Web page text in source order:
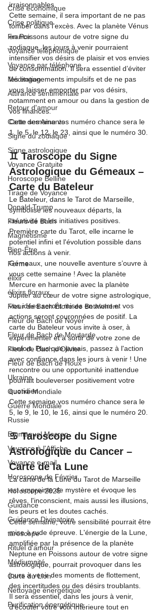
Crise économique
Crise politique
France
Voyance téléphonique
Voyance par téléphone
Méditation
Attirance sentimentale
Retour d'amour
Carte des Amants
Signe du zodiaque
Signe astrologique
Voyance Gratuite
Horoscope Belline
Tirage de Voyance
Donald Trump
Fleurs de Bach
Magnétisme
Bien-Être
Forme
élixir
élixirs floraux
Fleur de Bach Étoile de Bethlehem
Fleur de Bach de Noyer
Fleur de Bach de Moutarde
Fleur de Bach d'Olivier
Fleur de Bach de Houx
Ukraine
Guerre Mondiale
Guerre Mondiale
Russie
Emmanuel Macron
Voyance à l'Affiche
Voyance e-mail
Horoscope de Février
Horoscope 2025
Guidance
Guidance Divinatoire
taroscope
Rituel d'amour
Médiumnité
Carte du Lion
Nettoyage énergétique
Purification énergétique
irraisonnables.
Cette semaine, il sera important de ne pas
tomber dans l'excès. Avec la planète Vénus
en Poissons autour de votre signe du
zodiaque, les jours à venir pourraient
intensifier vos désirs de plaisir et vos envies
de consommation. Il sera essentiel d’éviter
les engagements impulsifs et de ne pas
vous laisser emporter par vos désirs,
notamment en amour ou dans la gestion de
vos finances.
Cette semaine vos numéro chance sera le
1, le 5, le 12, le 23, ainsi que le numéro 30.
♊ Taroscope du Signe
Astrologique du Gémeaux –
Carte du Bateleur
Le Bateleur, dans le Tarot de Marseille,
symbolise les nouveaux départs, la
créativité et les initiatives positives.
Première carte du Tarot, elle incarne le
potentiel infini et l'évolution possible dans
nos actions à venir.
Gémeaux, une nouvelle aventure s’ouvre à
vous cette semaine ! Avec la planète
Mercure en harmonie avec la planète
Jupiter au cœur de votre signe astrologique,
vos idées seront mises en avant et vos
actions seront couronnées de positif. La
carte du Bateleur vous invite à oser, à
expérimenter et à sortir de votre zone de
confort. Plus que jamais, passez à l'action
avec confiance dans les jours à venir ! Une
rencontre ou une opportunité inattendue
pourrait bouleverser positivement votre
quotidien.
Cette semaine vos numéro chance sera le
5, le 9, le 10, le 16, ainsi que le numéro 20.
♋ Taroscope du Signe
Astrologique du Cancer –
Carte de la Lune
La carte de la Lune du Tarot de Marseille
est empreinte de mystère et évoque les
rêves, l'inconscient, mais aussi les illusions,
les peurs et les doutes cachés.
Cette semaine, votre sensibilité pourrait être
mise à rude épreuve. L'énergie de la Lune,
amplifiée par la présence de la planète
Neptune en Poissons autour de votre signe
astrologique, pourrait provoquer dans les
jours à venir des moments de flottement,
des incertitudes ou des désirs troublants.
Il sera essentiel, dans les jours à venir,
d'écouter votre voix intérieure tout en